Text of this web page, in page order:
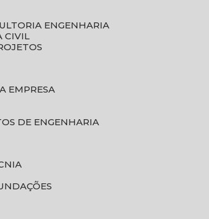
ENGENHARIA
CIVIL
EMPRESA
DE ENGENHARIA